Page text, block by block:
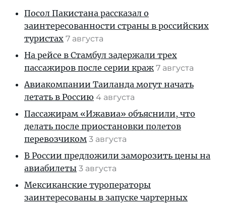
Посол Пакистана рассказал о
заинтересованности страны в российских
туристах 7 августа
На рейсе в Стамбул задержали трех
пассажиров после серии краж 7 августа
Авиакомпании Таиланда могут начать
летать в Россию 4 августа
Пассажирам «Ижавиа» объяснили, что
делать после приостановки полетов
перевозчиком 3 августа
В России предложили заморозить цены на
авиабилеты 3 августа
Мексиканские туроператоры
заинтересованы в запуске чартерных